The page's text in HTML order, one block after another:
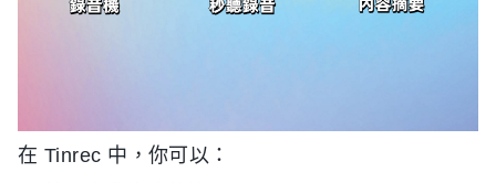
在 Tinrec 中，你可以：